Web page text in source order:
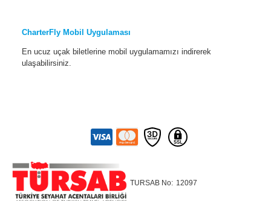
CharterFly Mobil Uygulaması
En ucuz uçak biletlerine mobil uygulamamızı indirerek
ulaşabilirsiniz.
TURSAB No: 12097